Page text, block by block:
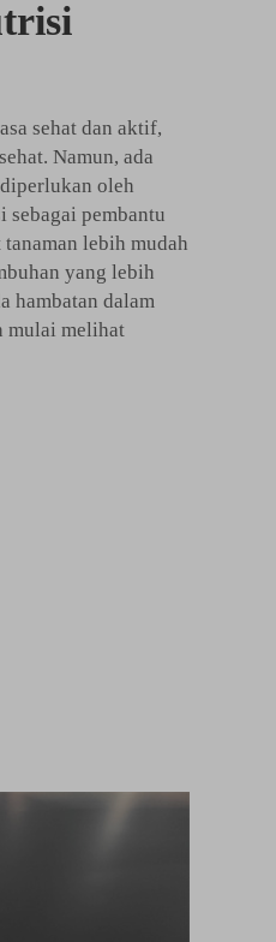
sehat dan aktif,
Namun, ada
oleh
sebagai pembantu
tanaman lebih mudah
yang lebih
hambatan dalam
mulai melihat